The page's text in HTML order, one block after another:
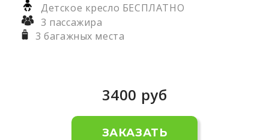
Детское кресло БЕСПЛАТНО
3 пассажира
3 багажных места
3400 руб
ЗАКАЗАТЬ